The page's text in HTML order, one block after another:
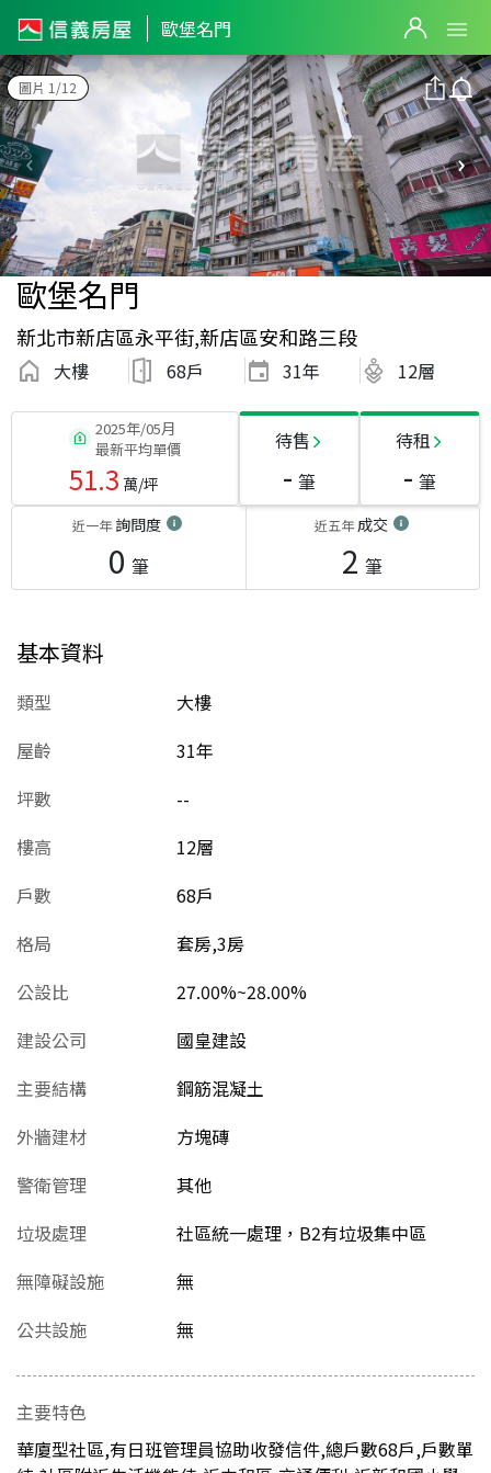
歐堡名門
圖片 1/12
歐堡名門
新北市新店區永平街,新店區安和路三段
大樓 68戶 31年 12層
2025年/05月
最新平均單價
51.3 萬/坪
待售
- 筆
待租
- 筆
近一年詢問度
0 筆
近五年成交
2 筆
基本資料
類型
大樓
屋齡
31年
坪數
--
樓高
12層
戶數
68戶
格局
套房,3房
公設比
27.00%~28.00%
建設公司
國皇建設
主要結構
鋼筋混凝土
外牆建材
方塊磚
警衛管理
其他
垃圾處理
社區統一處理，B2有垃圾集中區
無障礙設施
無
公共設施
無
主要特色
華廈型社區,有日班管理員協助收發信件,總戶數68戶,戶數單